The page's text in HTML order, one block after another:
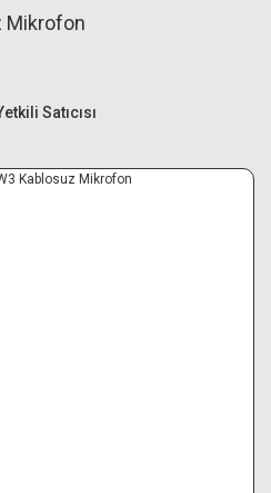
Setler
Mikrofon
Satıcısı